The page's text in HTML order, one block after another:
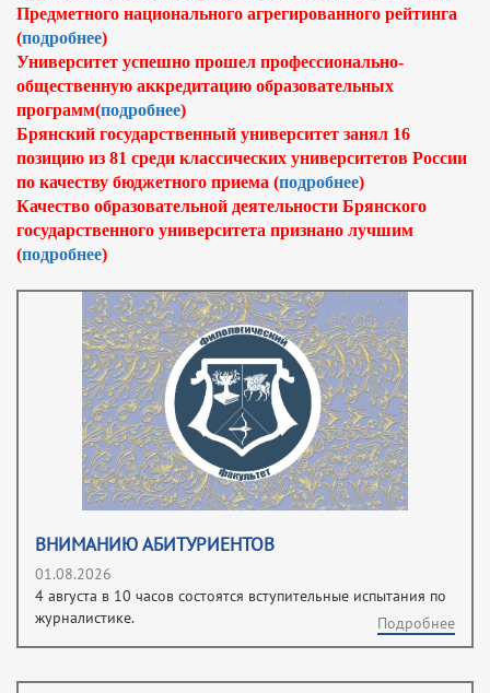
Предметного национального агрегированного рейтинга
(подробнее)
Университет успешно прошел профессионально-
общественную аккредитацию образовательных
программ(подробнее)
Брянский государственный университет занял 16
позицию из 81 среди классических университетов России
по качеству бюджетного приема (подробнее)
Качество образовательной деятельности Брянского
государственного университета признано лучшим
(подробнее)
ВНИМАНИЮ АБИТУРИЕНТОВ
01.08.2026
4 августа в 10 часов состоятся вступительные испытания по
журналистике.
Подробнее